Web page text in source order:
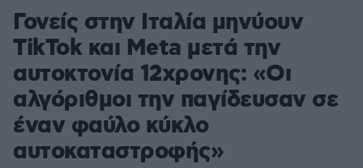
Γονείς στην Ιταλία μηνύουν
TikTok και Meta μετά την
αυτοκτονία 12χρονης: «Οι
αλγόριθμοι την παγίδευσαν σε
έναν φαύλο κύκλο
αυτοκαταστροφής»